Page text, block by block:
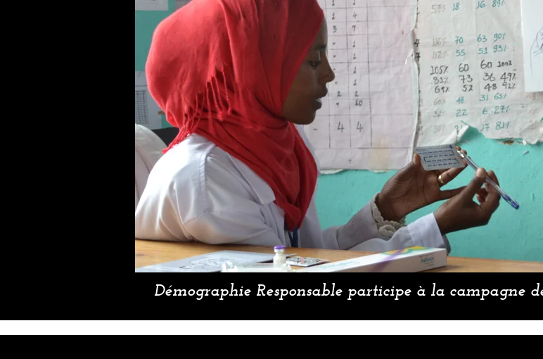
Démographie Responsable participe à la